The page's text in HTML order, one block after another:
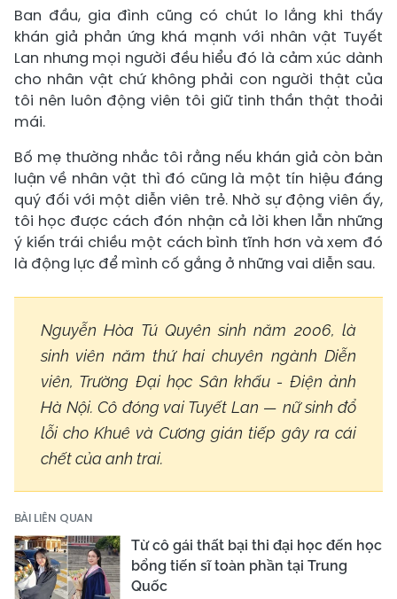
Ban đầu, gia đình cũng có chút lo lắng khi thấy
khán giả phản ứng khá mạnh với nhân vật Tuyết
Lan nhưng mọi người đều hiểu đó là cảm xúc dành
cho nhân vật chứ không phải con người thật của
tôi nên luôn động viên tôi giữ tinh thần thật thoải
mái.
Bố mẹ thường nhắc tôi rằng nếu khán giả còn bàn
luận về nhân vật thì đó cũng là một tín hiệu đáng
quý đối với một diễn viên trẻ. Nhờ sự động viên ấy,
tôi học được cách đón nhận cả lời khen lẫn những
ý kiến trái chiều một cách bình tĩnh hơn và xem đó
là động lực để mình cố gắng ở những vai diễn sau.
Nguyễn Hòa Tú Quyên sinh năm 2006, là
sinh viên năm thứ hai chuyên ngành Diễn
viên, Trường Đại học Sân khấu - Điện ảnh
Hà Nội. Cô đóng vai Tuyết Lan — nữ sinh đổ
lỗi cho Khuê và Cương gián tiếp gây ra cái
chết của anh trai.
BÀI LIÊN QUAN
Từ cô gái thất bại thi đại học đến học
bổng tiến sĩ toàn phần tại Trung
Quốc